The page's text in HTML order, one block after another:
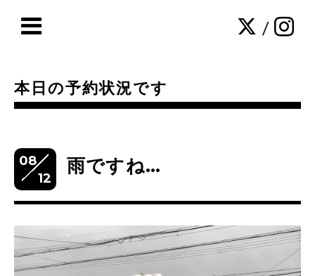
/
本日の予約状況です
08
12
雨ですね…